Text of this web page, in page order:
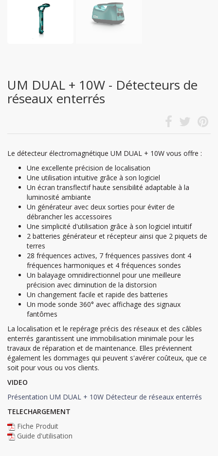
UM DUAL + 10W - Détecteurs de
réseaux enterrés
Le détecteur électromagnétique UM DUAL + 10W vous offre :
Une excellente précision de localisation
Une utilisation intuitive grâce à son logiciel
Un écran transflectif haute sensibilité adaptable à la
luminosité ambiante
Un générateur avec deux sorties pour éviter de
débrancher les accessoires
Une simplicité d'utilisation grâce à son logiciel intuitif
2 batteries générateur et récepteur ainsi que 2 piquets de
terres
28 fréquences actives, 7 fréquences passives dont 4
fréquences harmoniques et 4 fréquences sondes
Un balayage omnidirectionnel pour une meilleure
précision avec diminution de la distorsion
Un changement facile et rapide des batteries
Un mode sonde 360° avec affichage des signaux
fantômes
La localisation et le repérage précis des réseaux et des câbles
enterrés garantissent une immobilisation minimale pour les
travaux de réparation et de maintenance. Elles préviennent
également les dommages qui peuvent s'avérer coûteux, que ce
soit pour vous ou vos clients.
VIDEO
Présentation UM DUAL + 10W Détecteur de réseaux enterrés
TELECHARGEMENT
Fiche Produit
Guide d'utilisation